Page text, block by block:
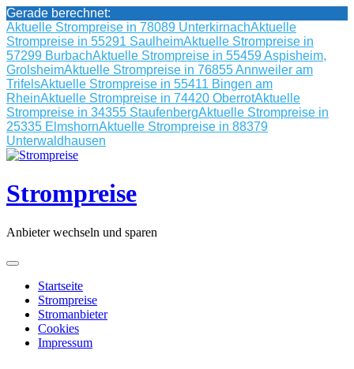
Gerade berechnet:
Aktuelle Strompreise in 78089 UnterkirnachAktuelle
Strompreise in 55291 SaulheimAktuelle Strompreise in
57299 BurbachAktuelle Strompreise in 55459 Aspisheim,
GrolsheimAktuelle Strompreise in 76855 Annweiler am
TrifelsAktuelle Strompreise in 55411 Bingen am
RheinAktuelle Strompreise in 74420 OberrotAktuelle
Strompreise in 34355 StaufenbergAktuelle Strompreise in
25335 ElmshornAktuelle Strompreise in 88379
Unterwaldhausen
Skip
content
Strompreise
Anbieter wechseln und sparen
Startseite
Strompreise
Stromanbieter
Cookies
Impressum